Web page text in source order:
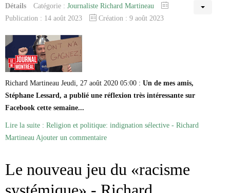
Détails Catégorie : Journaliste Richard Martineau
Publication : 14 août 2023
Création : 9 août 2023
Richard Martineau Jeudi, 27 août 2020 05:00 : Un de mes amis,
Stéphane Lessard, a publié une réflexion très intéressante sur
Facebook cette semaine...
Lire la suite : Religion et politique: indignation sélective - Richard
Martineau Ajouter un commentaire
Le nouveau jeu du «racisme